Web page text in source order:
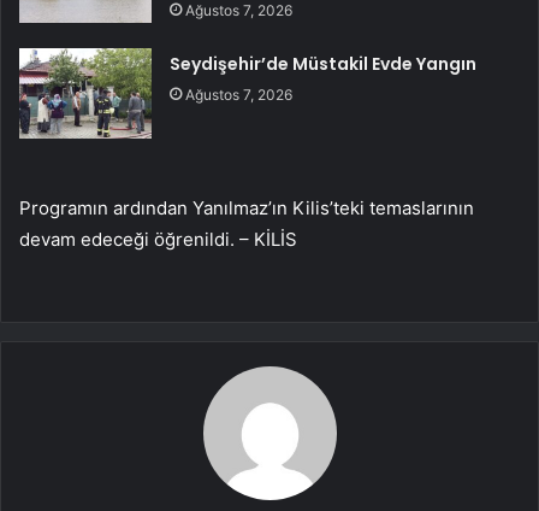
Ağustos 7, 2026
Seydişehir’de Müstakil Evde Yangın
Ağustos 7, 2026
Programın ardından Yanılmaz’ın Kilis’teki temaslarının
devam edeceği öğrenildi. – KİLİS